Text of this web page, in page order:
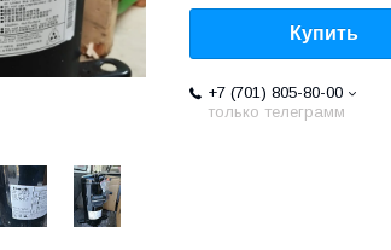
Купить
+7 (701) 805-80-00
только телеграмм